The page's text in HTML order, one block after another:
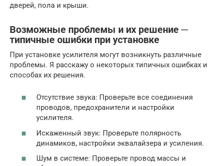
дверей, пола и крыши.
Возможные проблемы и их решение ─
типичные ошибки при установке
При установке усилителя могут возникнуть различные
проблемы. Я расскажу о некоторых типичных ошибках и
способах их решения.
Отсутствие звука: Проверьте все соединения
проводов, предохранители и настройки
усилителя.
Искаженный звук: Проверьте полярность
динамиков, настройки эквалайзера и усиления.
Шум в системе: Проверьте провод массы и